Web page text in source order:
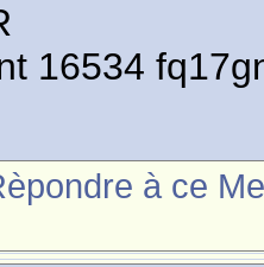
16534
à ce